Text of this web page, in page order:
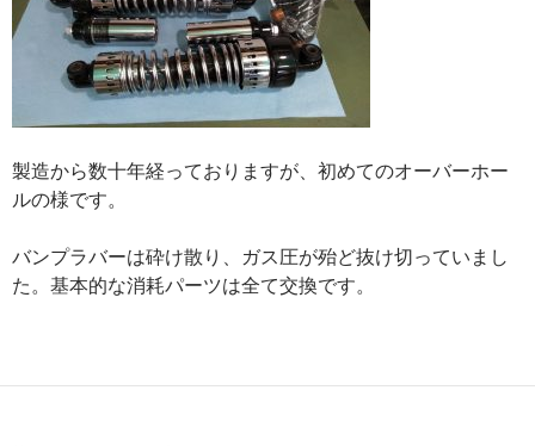
製造から数十年経っておりますが、初めてのオーバーホー
ルの様です。
バンプラバーは砕け散り、ガス圧が殆ど抜け切っていまし
た。基本的な消耗パーツは全て交換です。